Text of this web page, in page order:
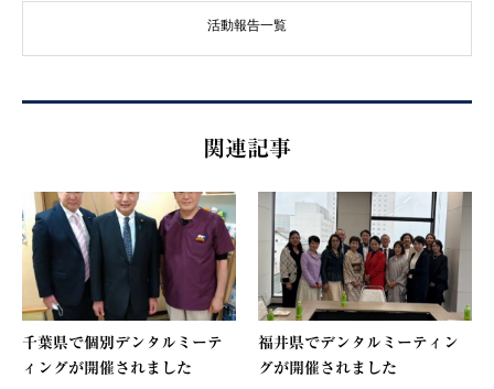
活動報告一覧
関連記事
千葉県で個別デンタルミーテ
ィングが開催されました
福井県でデンタルミーティン
グが開催されました